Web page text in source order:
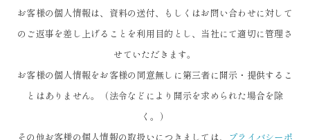
お客様の個人情報は、資料の送付、もしくはお問い合わせに対して
のご返事を差し上げることを利用目的とし、当社にて適切に管理さ
せていただきます。
お客様の個人情報をお客様の同意無しに第三者に開示・提供するこ
とはありません。（法令などにより開示を求められた場合を除
く。）
その他お客様の個人情報の取扱いにつきましては、 プライバシーポ